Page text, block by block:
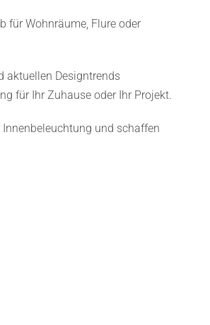
Die
auf
der
gewählt
für Wohnräume, Flure oder
aktuellen Designtrends
für Ihr Zuhause oder Ihr Projekt.
und schaffen